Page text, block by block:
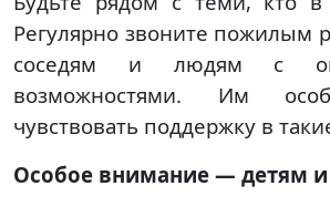
Регулярно звоните пожилым
соседям и людям с
возможностями. Им
чувствовать поддержку в
Особое внимание — детям